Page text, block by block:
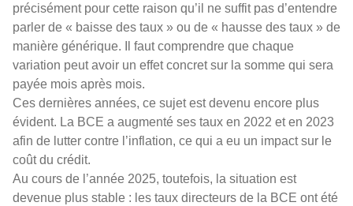
précisément pour cette raison qu’il ne suffit pas d’entendre
parler de « baisse des taux » ou de « hausse des taux » de
manière générique. Il faut comprendre que chaque
variation peut avoir un effet concret sur la somme qui sera
payée mois après mois.
Ces dernières années, ce sujet est devenu encore plus
évident. La BCE a augmenté ses taux en 2022 et en 2023
afin de lutter contre l’inflation, ce qui a eu un impact sur le
coût du crédit.
Au cours de l’année 2025, toutefois, la situation est
devenue plus stable : les taux directeurs de la BCE ont été